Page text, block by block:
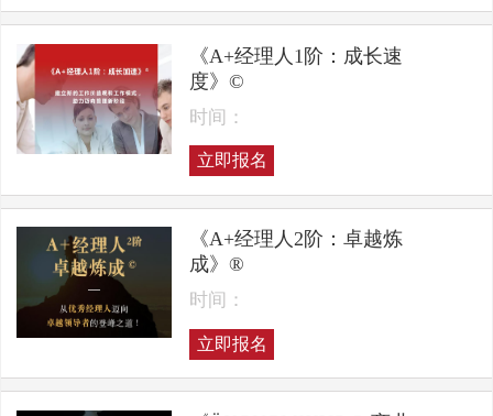
《A+经理人1阶：成长速
度》©
时间：
立即报名
《A+经理人2阶：卓越炼
成》®
时间：
立即报名